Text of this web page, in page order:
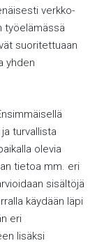
verkko-
työelämässä
suoritettuaan
yhden
turvallista
olevia
tietoa mm. eri
sisältöjä
käydään läpi
eri
lisäksi